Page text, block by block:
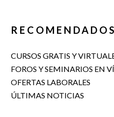
RECOMENDADOS
CURSOS GRATIS Y
FOROS Y SEMINARIOS EN
OFERTAS LABORALES
ÚLTIMAS NOTICIAS